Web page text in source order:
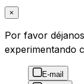
×
Por favor
experimentando
E-mail